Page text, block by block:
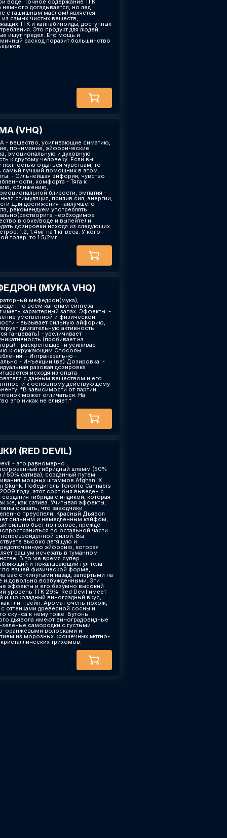
воде. Точное содержание ТГК
немного догадывается, но лед
с гашишным маслом) является
самых чистых веществ,
ТГК и каннабиноиды, доступных
Это продукт для людей,
ищут предел. Его мощь и
расход поразит большинство
(VHQ)
- вещество, усиливающие симатию,
понимание, эйфорические
эмоциональную и духовную
к другому человеку. Если вы
полностью отдаться чувствам, то
лучший помощник в этом.
- Сильнейшая эйфория, чувство
комфорта - Тяга к
сближению,
близости, эмпатия -
стимуляция, прилив сил, энергии,
Для достижения наилучшего
рекомендуем употреблять
необходимое
в соке/воде и выпейте) и
дозировки исходя из следующих
1.2, 1.4мг на 1 кг веса. У кого
толер, то 1.5/2мг.
(МУКА VHQ)
мефедрон(мука),
по всем канонам синтеза!
характерный запах. Эффекты: -
умственной и физической
- вызывает сильную эйфорию,
двигательную активность
танцевать) - увеличивает
(пробивает на
- раскрепощает и усиливает
к окружающим Способы
- Интраназально -
- Инъекции (вв) Дозировка: -
разовая дозировка
исходя из опыта
с данным веществом и его
к основному действующему
*В зависимости от партии,
может отличаться. На
это никак не влияет.*
(RED DEVIL)
- это равномерно
гибридный штамм (50%
/ 50% сатива), созданный путем
мощных штаммов Afghani X
Skunk. Победитель Toronto Cannabis
году, этот сорт был выведен с
гибрида с индикой, которая
же, как сатива. Учитывая эффекты,
сказать, что заводчики
преуспели. Красный Дьявол
сильным и немедленным кайфом,
сильно бьет по голове, прежде
по остальной части
непревзойденной силой. Вы
высоко летящую и
эйфорию, которая
ваш ум исчезать в туманном
В то же время супер
и покалывающий гул тела
по вашей физической форме,
вас откинутыми назад, запертыми на
и довольно возбужденными. Эти
эффекты и его безумно высокий
уровень ТГК 29%. Red Devil имеет
и шоколадный виноградный вкус,
глинтвейн. Аромат очень похож,
с оттенками древесной сосны и
скунса к нему тоже. Бутоны
дьявола имеют виноградовидные
самородки с густыми
оранжевыми волосками и
из морозных крошечных мятно-
трихомов.